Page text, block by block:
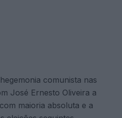
comunista nas
José Ernesto Oliveira a
maioria absoluta e a